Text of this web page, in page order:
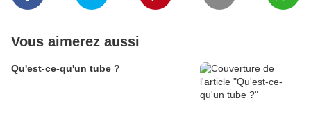
Vous aimerez aussi
Qu'est-ce-qu'un tube ?